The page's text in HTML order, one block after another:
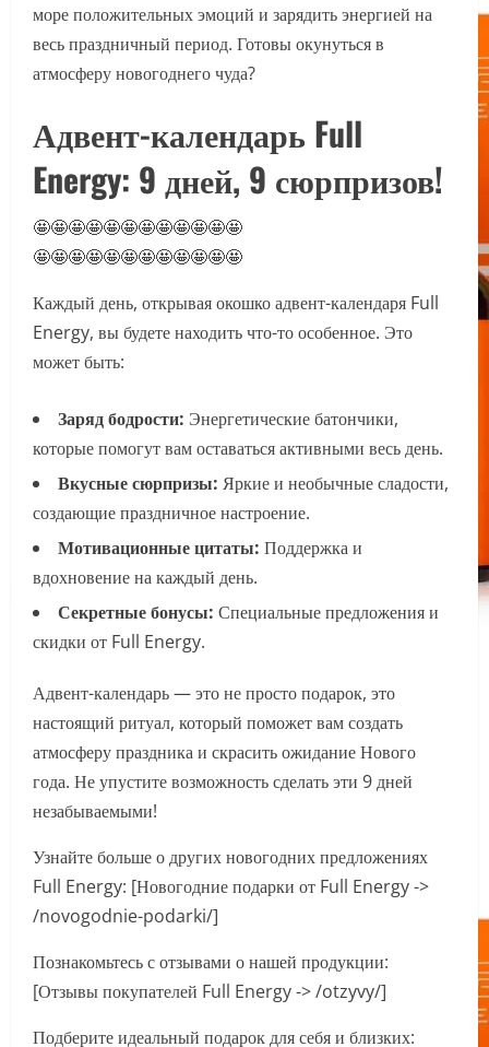
море положительных эмоций и зарядить энергией на
весь праздничный период. Готовы окунуться в
атмосферу новогоднего чуда?
Адвент-календарь Full
Energy: 9 дней, 9 сюрпризов!
🤩🤩🤩🤩🤩🤩🤩🤩🤩🤩🤩🤩
🤩🤩🤩🤩🤩🤩🤩🤩🤩🤩🤩🤩
Каждый день, открывая окошко адвент-календаря Full
Energy, вы будете находить что-то особенное. Это
может быть:
Заряд бодрости: Энергетические батончики,
которые помогут вам оставаться активными весь день.
Вкусные сюрпризы: Яркие и необычные сладости,
создающие праздничное настроение.
Мотивационные цитаты: Поддержка и
вдохновение на каждый день.
Секретные бонусы: Специальные предложения и
скидки от Full Energy.
Адвент-календарь — это не просто подарок, это
настоящий ритуал, который поможет вам создать
атмосферу праздника и скрасить ожидание Нового
года. Не упустите возможность сделать эти 9 дней
незабываемыми!
Узнайте больше о других новогодних предложениях
Full Energy: [Новогодние подарки от Full Energy ->
/novogodnie-podarki/]
Познакомьтесь с отзывами о нашей продукции:
[Отзывы покупателей Full Energy -> /otzyvy/]
Подберите идеальный подарок для себя и близких: